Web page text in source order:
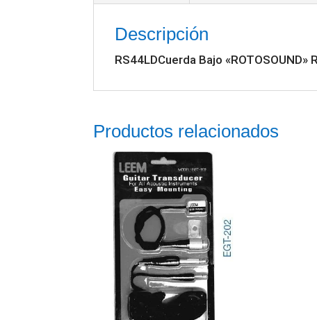
Descripción
RS44LDCuerda Bajo «ROTOSOUND»
Productos relacionados